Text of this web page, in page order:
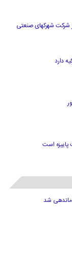
شرکت شهرکهای صنعتی
دارد
است